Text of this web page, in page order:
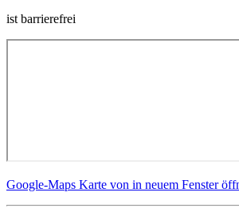
ist barrierefrei
Google-Maps Karte von in neuem Fenster